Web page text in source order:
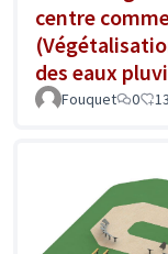
centre
des eaux
Fouquet 0 13